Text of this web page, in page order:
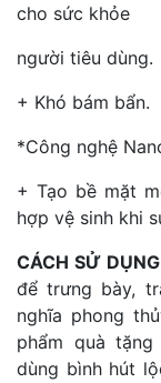
cho sức khỏe
người tiêu dùng.
+ Khó bám bẩn.
*Công nghệ
+ Tạo bề mặt
hợp vệ sinh khi
CÁCH SỬ
để trưng bày,
nghĩa phong
phẩm quà
dùng bình hút